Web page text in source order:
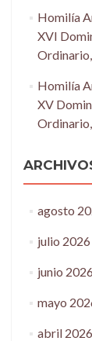
Homilía
XVI
Homilía
XV
agosto
julio 2026
junio 2026
mayo
abril 2026